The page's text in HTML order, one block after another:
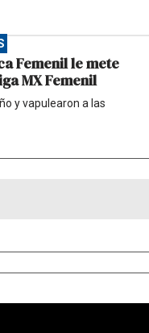
Femenil le mete
MX Femenil
y vapulearon a las